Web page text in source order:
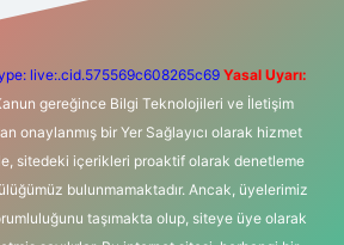
live:.cid.575569c608265c69 Yasal Uyarı:
gereğince Bilgi Teknolojileri ve İletişim
onaylanmış bir Yer Sağlayıcı olarak hizmet
sitedeki içerikleri proaktif olarak denetleme
bulunmamaktadır. Ancak, üyelerimiz
taşımakta olup, siteye üye olarak